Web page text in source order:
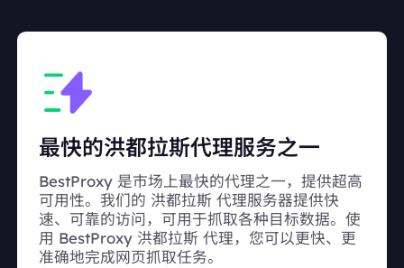
最快的洪都拉斯代理服务之一
BestProxy 是市场上最快的代理之一，提供超高
可用性。我们的 洪都拉斯 代理服务器提供快
速、可靠的访问，可用于抓取各种目标数据。使
用 BestProxy 洪都拉斯 代理，您可以更快、更
准确地完成网页抓取任务。